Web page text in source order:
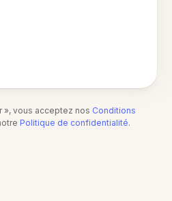
», vous acceptez nos Conditions
Politique de confidentialité.